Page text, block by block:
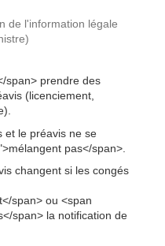
de l'information légale
span> prendre des
(licenciement,
et le préavis ne se
pas</span>.
changent si les congés
span> ou <span
span> la notification de